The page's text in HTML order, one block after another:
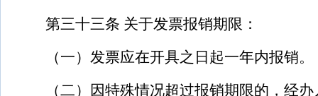
第三十三条 关于发票报销期限：
（一）发票应在开具之日起一年内报销。
（二）因特殊情况超过报销期限的，经